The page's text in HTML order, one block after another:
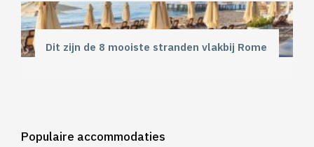
Dit zijn de 8 mooiste stranden vlakbij Rome
Populaire accommodaties